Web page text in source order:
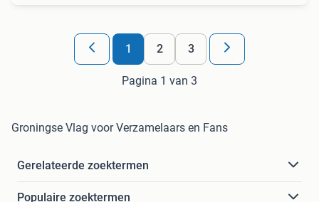
1 2 3
Pagina 1 van 3
Groningse Vlag voor Verzamelaars en Fans
Gerelateerde zoektermen
Populaire zoektermen